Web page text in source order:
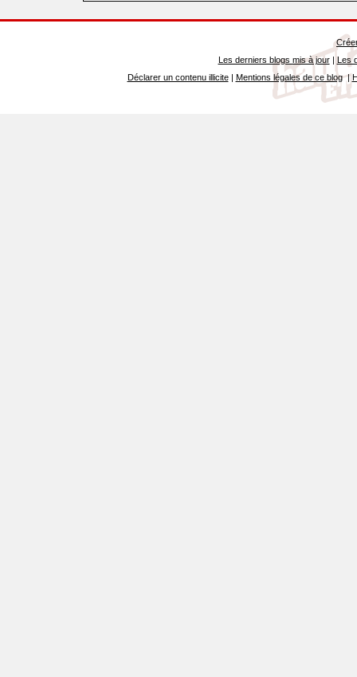
Les derniers blogs mis à jour| Les
Déclarer un contenu illicite| Mentions légales de ce blog|